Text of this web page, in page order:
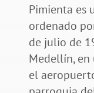
Pimienta es
ordenado
de julio de
Medellín, en
el